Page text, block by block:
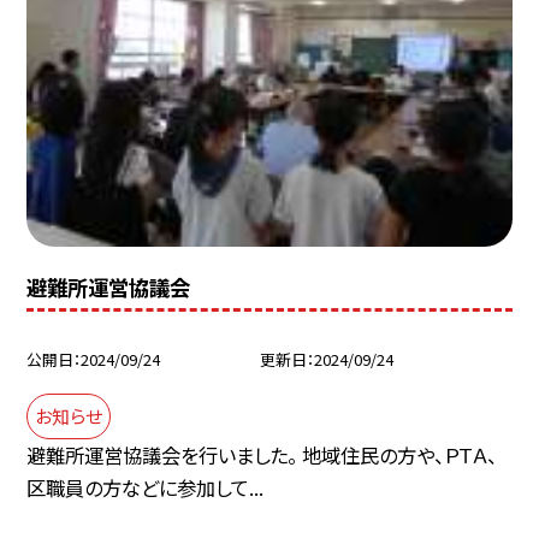
避難所運営協議会
公開日 2024/09/24 更新日 2024/09/24
お知らせ
避難所運営協議会を行いました。 地域住民の方や、ＰＴＡ、
区職員の方などに参加して...